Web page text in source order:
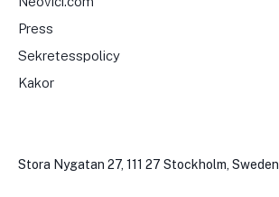
Press
Sekretesspolicy
Kakor
Stora Nygatan 27, 111 27 Stockholm, Sweden